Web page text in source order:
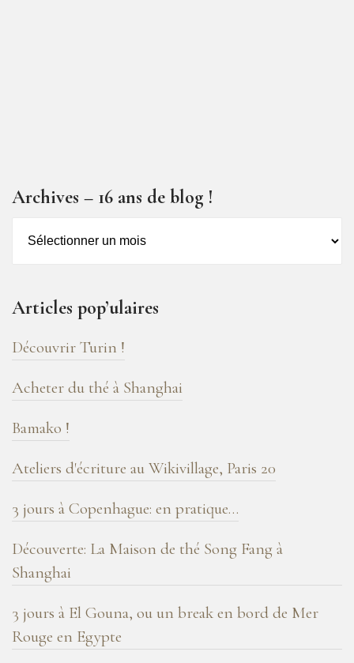
Archives – 16 ans de blog !
de
blog
!
Articles pop’ulaires
Découvrir Turin !
Acheter du thé à Shanghai
Bamako !
Ateliers d'écriture au Wikivillage, Paris 20
3 jours à Copenhague: en pratique…
Découverte: La Maison de thé Song Fang à
Shanghai
3 jours à El Gouna, ou un break en bord de Mer
Rouge en Egypte